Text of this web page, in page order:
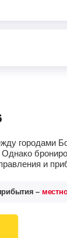
городами
и
–